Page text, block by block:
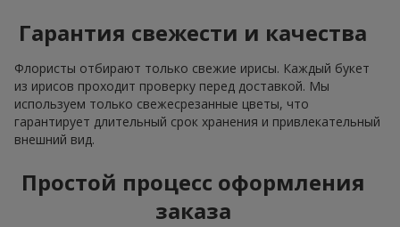
Гарантия свежести и качества
Флористы отбирают только свежие ирисы. Каждый букет
из ирисов проходит проверку перед доставкой. Мы
используем только свежесрезанные цветы, что
гарантирует длительный срок хранения и привлекательный
внешний вид.
Простой процесс оформления
заказа